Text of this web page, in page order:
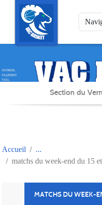
Section du
Accueil
matchs du week-end du 15
MATCHS DU WEEK-
Panneau de gestion des cookies